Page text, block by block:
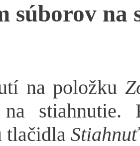
súborov na
na položku
na
tlačidla Stiahnuť